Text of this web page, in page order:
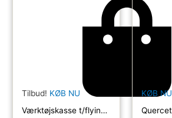
Tilbud! KØB NU
Værktøjskasse t/flyindustri, indhold 194 dele
KØB NU